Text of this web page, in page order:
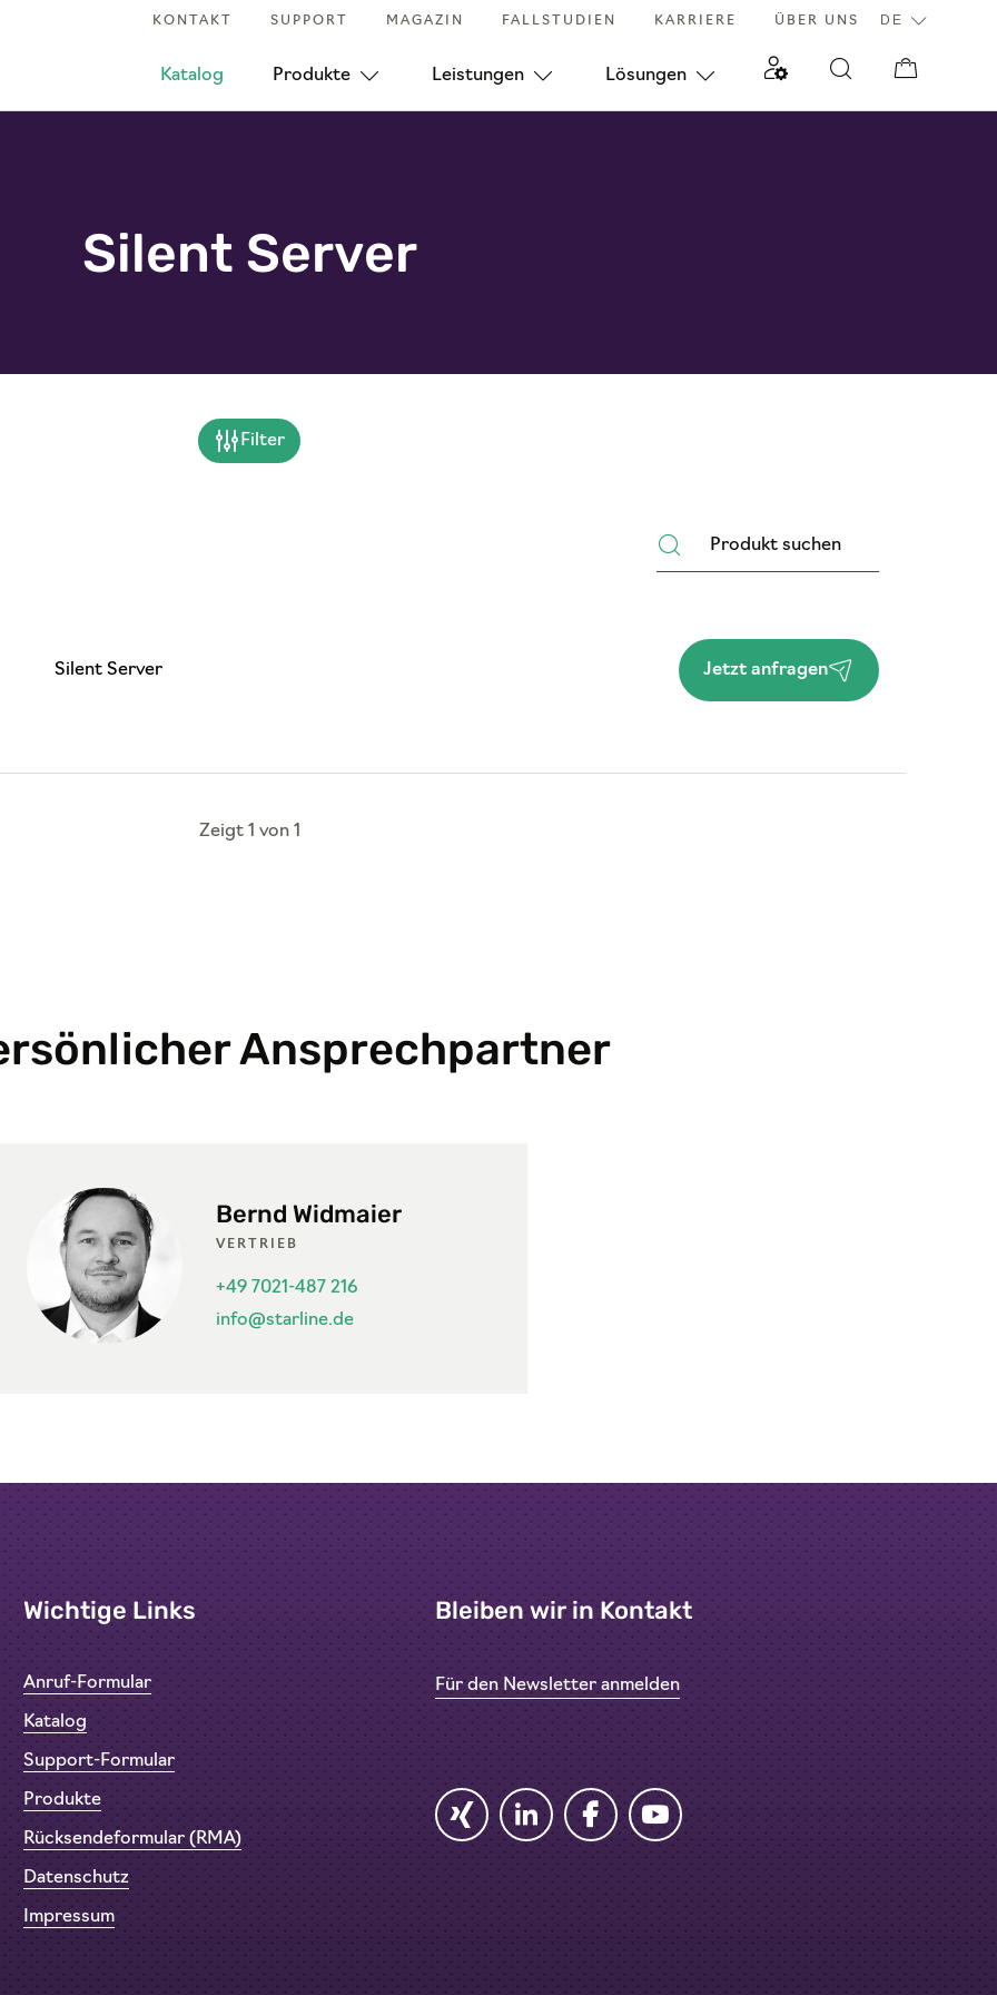
KONTAKT SUPPORT MAGAZIN FALLSTUDIEN KARRIERE ÜBER UNS
Katalog Produkte Leistungen Lösungen
Silent Server
Filter
Silent Server Jetzt anfragen
Zeigt 1 von 1
Ansprechpartner
Bernd Widmaier
VERTRIEB
+49 7021-487 216
info@starline.de
Wichtige Links
Anruf-Formular
Katalog
Support-Formular
Produkte
Rücksendeformular (RMA)
Datenschutz
Impressum
Bleiben wir in Kontakt
Für den Newsletter anmelden